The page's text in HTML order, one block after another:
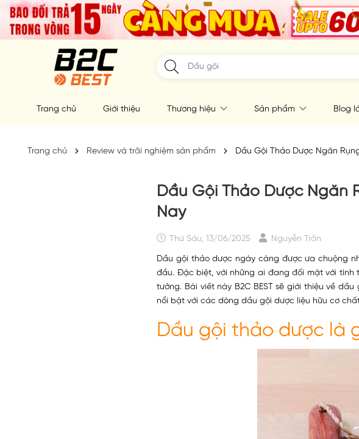
Trang chủ Giới thiệu Thương hiệu Sản phẩm Blog
Trang chủ Review và trãi nghiệm sản phẩm Dầu Gội Thảo Dược Ngăn
Dầu Gội Thảo Dược Ngăn
Nay
Thứ Sáu, 13/06/2025 Nguyễn Trân
Dầu gội thảo dược ngày càng được ưa chuộng
đầu. Đặc biệt, với những ai đang đối mặt với
tưởng. Bài viết này B2C BEST sẽ giới thiệu về
nổi bật với các dòng dầu gội dược liệu hữu cơ
Dầu gội thảo dược là